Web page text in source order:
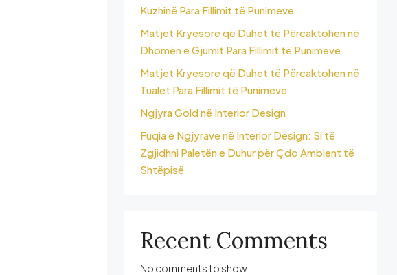
Kuzhinë Para Fillimit të Punimeve
Matjet Kryesore që Duhet të Përcaktohen në
Dhomën e Gjumit Para Fillimit të Punimeve
Matjet Kryesore që Duhet të Përcaktohen në
Tualet Para Fillimit të Punimeve
Ngjyra Gold në Interior Design
Fuqia e Ngjyrave në Interior Design: Si të
Zgjidhni Paletën e Duhur për Çdo Ambient të
Shtëpisë
Recent Comments
No comments to show.